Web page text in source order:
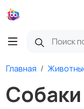
Главная